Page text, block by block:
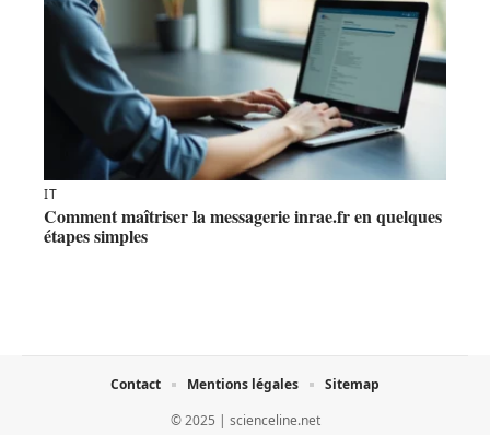
IT
Comment maîtriser la messagerie inrae.fr en quelques
étapes simples
© 2025 | scienceline.net
Contact Mentions légales Sitemap